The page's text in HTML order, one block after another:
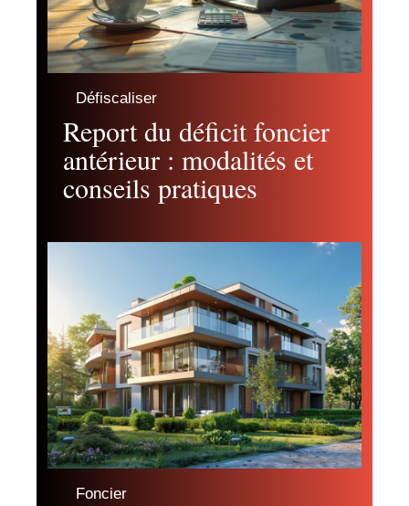
Défiscaliser
Report du déficit foncier
antérieur : modalités et
conseils pratiques
Foncier